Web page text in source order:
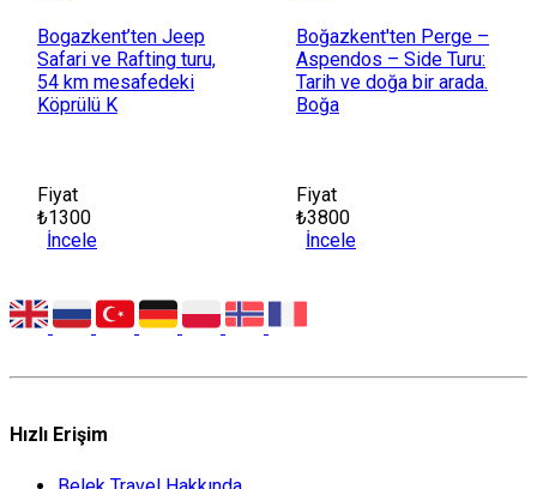
Bogazkent’ten Jeep
Safari ve Rafting turu,
54 km mesafedeki
Köprülü K
Fiyat
₺1300
İncele
Boğazkent'ten Perge –
Aspendos – Side Turu:
Tarih ve doğa bir arada.
Boğa
Fiyat
₺3800
İncele
Hızlı Erişim